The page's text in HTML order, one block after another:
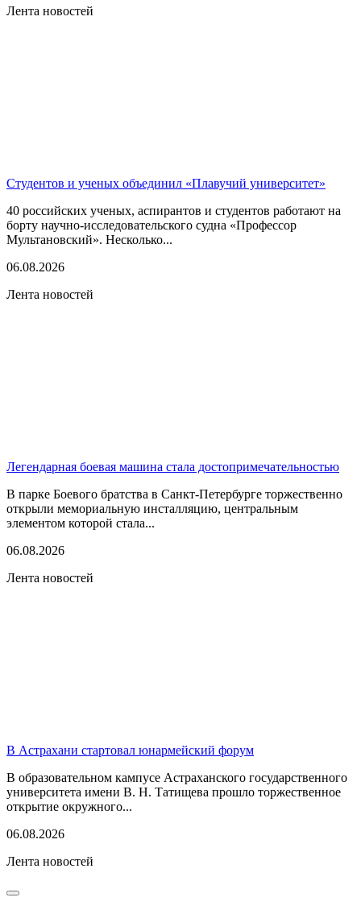
Лента новостей
Студентов и ученых объединил «Плавучий университет»
40 российских ученых, аспирантов и студентов работают на
борту научно-исследовательского судна «Профессор
Мультановский». Несколько...
06.08.2026
Лента новостей
Легендарная боевая машина стала достопримечательностью
В парке Боевого братства в Санкт-Петербурге торжественно
открыли мемориальную инсталляцию, центральным
элементом которой стала...
06.08.2026
Лента новостей
В Астрахани стартовал юнармейский форум
В образовательном кампусе Астраханского государственного
университета имени В. Н. Татищева прошло торжественное
открытие окружного...
06.08.2026
Лента новостей